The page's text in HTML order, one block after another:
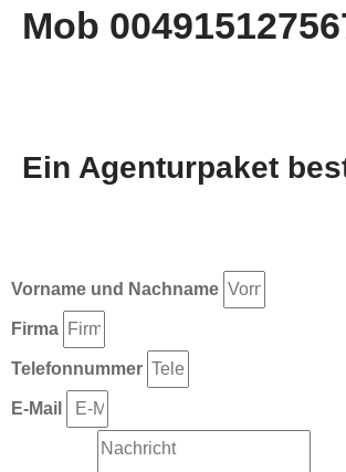
Mob
Ein Agenturpaket
Vorname und Nachname
Firma
Telefonnummer
E-Mail